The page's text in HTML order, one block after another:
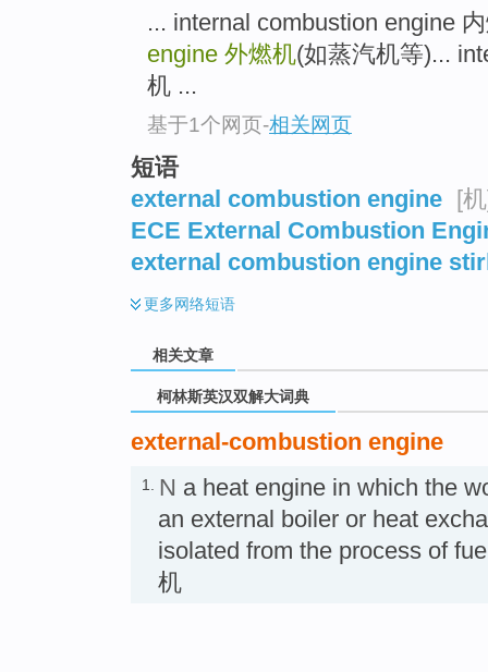
... internal combustion engine
engine 外燃机(如蒸汽机等)...
机 ...
基于1个网页-相关网页
短语
external combustion engine [
ECE External Combustion
external combustion engine
更多网络短语
相关文章
柯林斯英汉双解大词典
external-combustion engine
1. N a heat engine in which the
an external boiler or heat
isolated from the process of
机